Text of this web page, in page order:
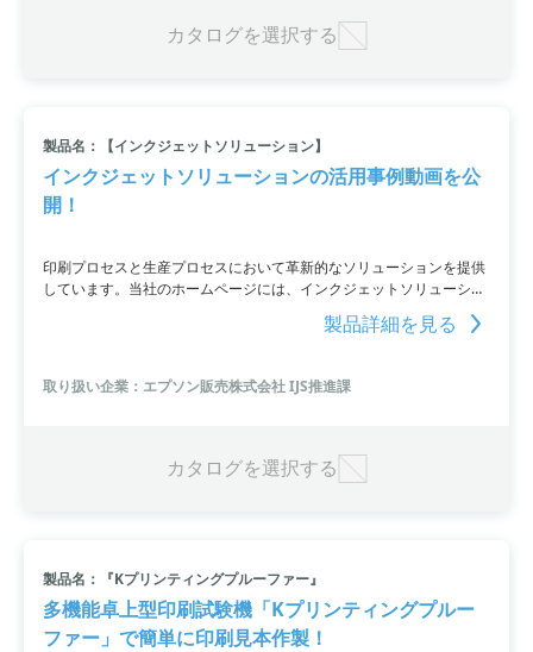
カタログを選択する
製品名：【インクジェットソリューション】
インクジェットソリューションの活用事例動画を公
開！
印刷プロセスと生産プロセスにおいて革新的なソリューションを提供
しています。当社のホームページには、インクジェットソリューショ
ンの活用事例を紹介する動画コンテンツがオープンしました。銀配線
の印刷や立体感あるデザイン・配線の表面加工など、インクジェット
製品詳細を見る
取り扱い企業：エプソン販売株式会社 IJS推進課
カタログを選択する
製品名：『Kプリンティングプルーファー』
多機能卓上型印刷試験機「Kプリンティングプルー
ファー」で簡単に印刷見本作製！